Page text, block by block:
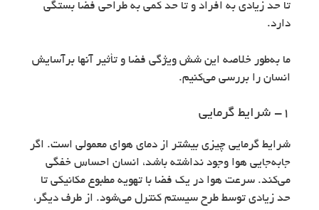
تا حد زیادی به افراد و تا حد کمی به طراحی فضا بستگی
دارد.
ما به‌طور خلاصه این شش ویژگی فضا و تأثیر آنها برآسایش
انسان را بررسی می‌کنیم.
۱- شرايط گرمایی
شرايط گرمایی چیزی بیشتر از دمای هوای معمولی است. اگر
جابه‌جایی هوا وجود نداشته باشد، انسان احساس خفگی
می‌کند. سرعت هوا در یک فضا با تهویه مطبوع مکانیکی تا
حد زیادی توسط طرح سیستم کنترل می‌شود. از طرف دیگر،